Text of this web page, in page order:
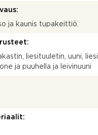
ja kaunis tupakeittiö.
liesituuletin, uuni, liesi,
ja puuhella ja leivinuuni